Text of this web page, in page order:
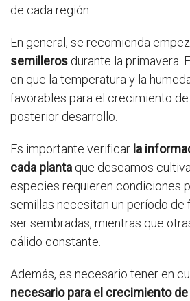
de cada región.
En general, se recomienda
semilleros durante la primavera.
en que la temperatura y la
favorables para el crecimiento
posterior desarrollo.
Es importante verificar la
cada planta que deseamos
especies requieren condiciones
semillas necesitan un período de
ser sembradas, mientras que
cálido constante.
Además, es necesario tener en
necesario para el crecimiento